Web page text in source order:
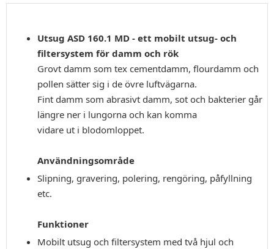
Utsug ASD 160.1 MD - ett mobilt utsug- och
filtersystem för damm och rök
Grovt damm som tex cementdamm, flourdamm och
pollen sätter sig i de övre luftvägarna.
Fint damm som abrasivt damm, sot och bakterier går
längre ner i lungorna och kan komma
vidare ut i blodomloppet.
Användningsområde
Slipning, gravering, polering, rengöring, påfyllning
etc.
Funktioner
Mobilt utsug och filtersystem med två hjul och